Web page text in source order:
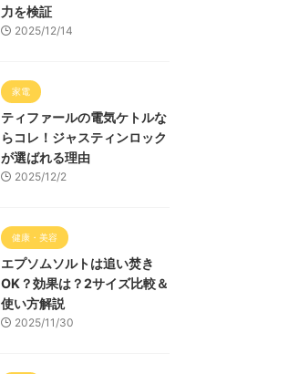
力を検証
2025/12/14
家電
ティファールの電気ケトルな
らコレ！ジャスティンロック
が選ばれる理由
2025/12/2
健康・美容
エプソムソルトは追い焚き
OK？効果は？2サイズ比較＆
使い方解説
2025/11/30